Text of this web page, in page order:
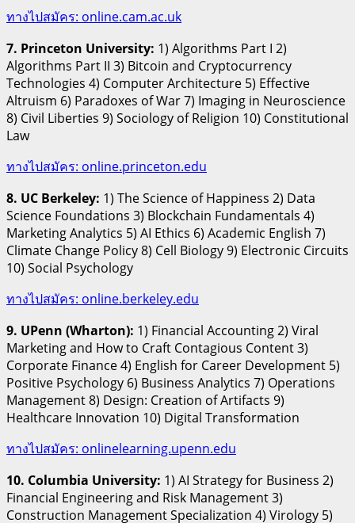
ทางไปสมัคร: online.cam.ac.uk
7. Princeton University: 1) Algorithms Part I 2)
Algorithms Part II 3) Bitcoin and Cryptocurrency
Technologies 4) Computer Architecture 5) Effective
Altruism 6) Paradoxes of War 7) Imaging in Neuroscience
8) Civil Liberties 9) Sociology of Religion 10) Constitutional
Law
ทางไปสมัคร: online.princeton.edu
8. UC Berkeley: 1) The Science of Happiness 2) Data
Science Foundations 3) Blockchain Fundamentals 4)
Marketing Analytics 5) AI Ethics 6) Academic English 7)
Climate Change Policy 8) Cell Biology 9) Electronic Circuits
10) Social Psychology
ทางไปสมัคร: online.berkeley.edu
9. UPenn (Wharton): 1) Financial Accounting 2) Viral
Marketing and How to Craft Contagious Content 3)
Corporate Finance 4) English for Career Development 5)
Positive Psychology 6) Business Analytics 7) Operations
Management 8) Design: Creation of Artifacts 9)
Healthcare Innovation 10) Digital Transformation
ทางไปสมัคร: onlinelearning.upenn.edu
10. Columbia University: 1) AI Strategy for Business 2)
Financial Engineering and Risk Management 3)
Construction Management Specialization 4) Virology 5)